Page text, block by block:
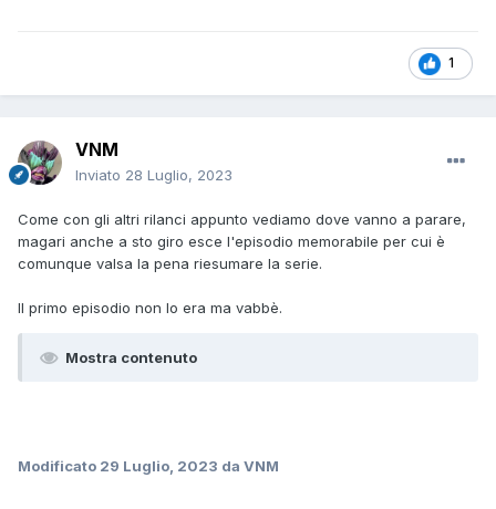
1
VNM
Inviato 28 Luglio, 2023
Come con gli altri rilanci appunto vediamo dove vanno a parare,
magari anche a sto giro esce l'episodio memorabile per cui è
comunque valsa la pena riesumare la serie.
Il primo episodio non lo era ma vabbè.
Mostra contenuto
Modificato 29 Luglio, 2023 da VNM